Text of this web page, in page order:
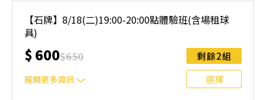
制。歡迎邀請親友一同報名參加，享受團體運動樂趣！ 如
人數未達開班門檻，或因天候不佳無法如期舉行，POA將視
情況安排延期或併班處理。 ⚠️ 報名完成後，如因天候因素
無法上課，僅提供課程延期選項，恕不退費，請參閱【報名
與課程異動規則】。報名後視為您已同意上述規則。
【石牌】8/18(二)19:00-20:00點體驗班(含場租球
具)
$ 600$650
展開更多資訊
剩餘2組
選擇